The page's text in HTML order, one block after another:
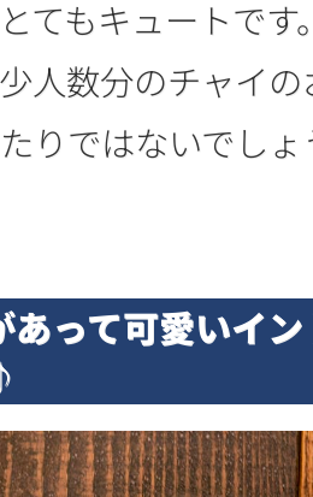
てもキュートです
人数分のチャイ
りではないでしょ
って可愛いイ